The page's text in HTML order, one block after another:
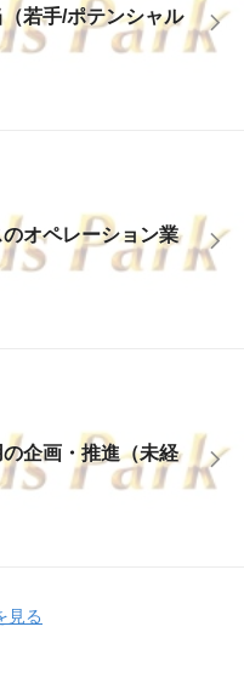
若手/ポテンシャル
のオペレーション業
の企画・推進（未経
見る